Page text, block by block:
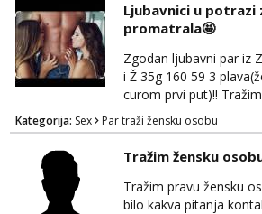
za brz dogovor
Ljubavnici u potrazi
promatrala🤩
Zgodan ljubavni par iz
i Ž 35g 160 59 3
curom prvi put)!!
curu koja bi nas
žestok odnos. Može
mora.Bitno da uzivamo
bez upoznavanja
razmjeniti,ali najbolje
goo smo do 15.8
Kategorija: Sex Par traži žensku osobu
Tražim žensku
Tražim pravu žensku
bilo kakva pitanja